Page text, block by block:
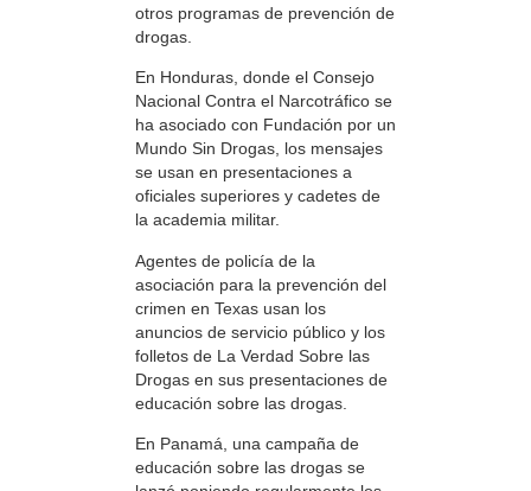
otros programas de prevención de
drogas.
En Honduras, donde el Consejo
Nacional Contra el Narcotráfico se
ha asociado con Fundación por un
Mundo Sin Drogas, los mensajes
se usan en presentaciones a
oficiales superiores y cadetes de
la academia militar.
Agentes de policía de la
asociación para la prevención del
crimen en Texas usan los
anuncios de servicio público y los
folletos de La Verdad Sobre las
Drogas en sus presentaciones de
educación sobre las drogas.
En Panamá, una campaña de
educación sobre las drogas se